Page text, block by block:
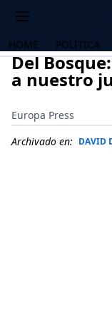
HOME POLÍTICA
Del
a nuestro
Europa Press
Archivado en: DAVID